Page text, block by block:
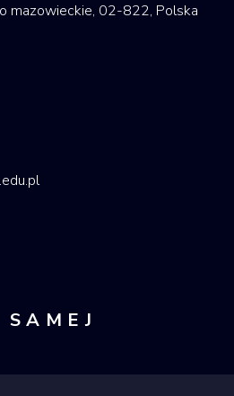
mazowieckie, 02-822, Polska